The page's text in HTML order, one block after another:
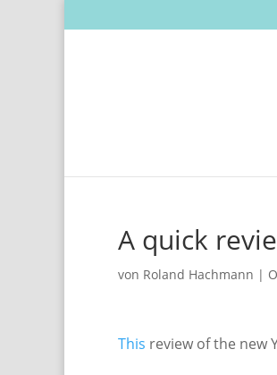
A quick
von Roland Hachmann |
This review of the new